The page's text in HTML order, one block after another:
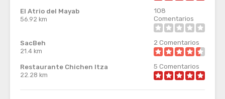
El Atrio del Mayab
56.92 km
108
Comentarios
SacBeh
21.4 km
2Comentarios
Restaurante Chichen Itza
22.28 km
5 Comentarios